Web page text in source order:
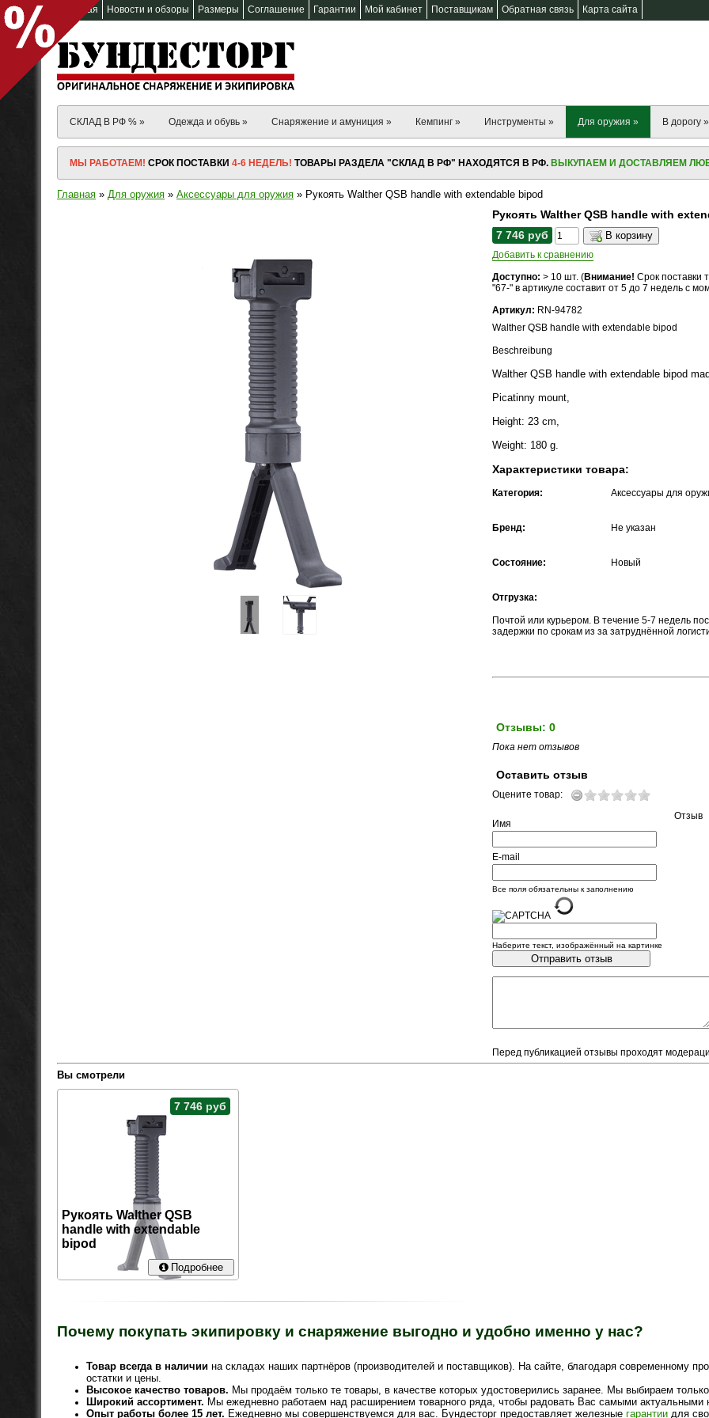
Главная Новости и обзоры Размеры Соглашение Гарантии Мой кабинет Поставщикам Обратная связь Карта сайта
СКЛАД В РФ % » Одежда и обувь » Снаряжение и амуниция » Кемпинг » Инструменты » Для оружия » В дорогу »
МЫ РАБОТАЕМ! СРОК ПОСТАВКИ 4-6 НЕДЕЛЬ! ТОВАРЫ РАЗДЕЛА "СКЛАД В РФ" НАХОДЯТСЯ В РФ. ВЫКУПАЕМ И ДОСТАВЛЯЕМ
Главная » Для оружия » Аксессуары для оружия » Рукоять Walther QSB handle with extendable bipod
Рукоять Walther QSB handle with
7 746 руб
В корзину
Добавить к сравнению
Доступно: > 10 шт. (Внимание! Срок поставки
"67-" в артикуле составит от 5 до 7 недель с
Артикул: RN-94782
Walther QSB handle with extendable bipod
Beschreibung
Walther QSB handle with extendable bipod
Picatinny mount,
Height: 23 cm,
Weight: 180 g.
Характеристики товара:
Категория: Аксессуары для
Бренд: Не указан
Состояние: Новый
Отгрузка:
Почтой или курьером. В течение 5-7 недель
задержки по срокам из за затруднённой
Отзывы: 0
Пока нет отзывов
Оставить отзыв
Оцените товар:
Имя
E-mail
Все поля обязательны к заполнению
Наберите текст, изображённый на картинке
Отзыв
Перед публикацией отзывы проходят
Вы смотрели
Рукоять Walther QSB
handle with extendable
bipod
Подробнее
7 746 руб
Почему покупать экипировку и снаряжение выгодно и удобно именно у нас?
Товар всегда в наличии на складах наших партнёров (производителей и поставщиков). На сайте, благодаря современному
остатки и цены.
Высокое качество товаров. Мы продаём только те товары, в качестве которых удостоверились заранее. Мы выбираем
Широкий ассортимент. Мы ежедневно работаем над расширением товарного ряда, чтобы радовать Вас самыми актуальными
Опыт работы более 15 лет. Ежедневно мы совершенствуемся для вас. Бундесторг предоставляет железные гарантии для